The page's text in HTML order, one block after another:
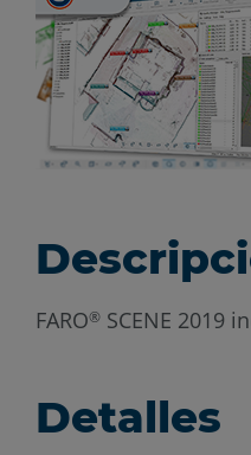
FARO® SCENE 2019
Detalles